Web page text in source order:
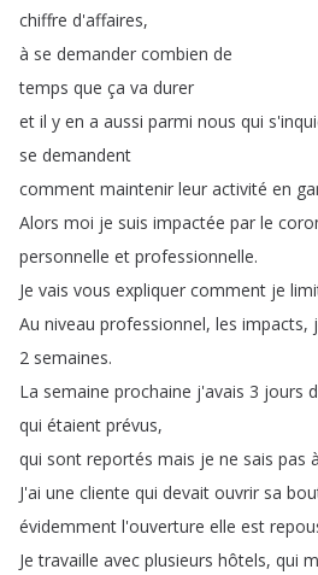
chiffre d'affaires,
à se demander combien de
temps que ça va durer
et il y en a aussi parmi nous qui
se demandent
comment maintenir leur activité en
Alors moi je suis impactée par le
personnelle et professionnelle.
Je vais vous expliquer comment je
Au niveau professionnel, les impacts,
2 semaines.
La semaine prochaine j'avais 3 jours
qui étaient prévus,
qui sont reportés mais je ne sais pas à
J'ai une cliente qui devait ouvrir sa
évidemment l'ouverture elle est
Je travaille avec plusieurs hôtels, qui